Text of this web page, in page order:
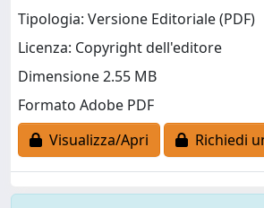
Tipologia: Versione Editoriale (PDF)
Licenza: Copyright dell'editore
Dimensione 2.55 MB
Formato Adobe PDF
Visualizza/Apri
Richiedi